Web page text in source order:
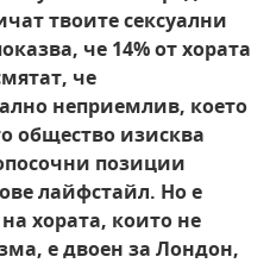
твоите сексуални
че 14% от хората
че
неприемлив, което
общество изисква
позиции
лайфстайл. Но е
хората, които не
е двоен за Лондон,